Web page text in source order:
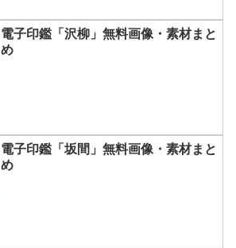
電子印鑑「沢柳」無料画像・素材まと
め
電子印鑑「坂間」無料画像・素材まと
め